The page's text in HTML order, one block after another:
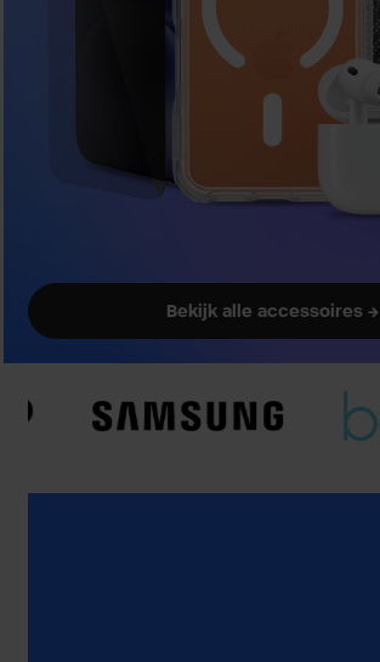
Bekijk alle accessoires →